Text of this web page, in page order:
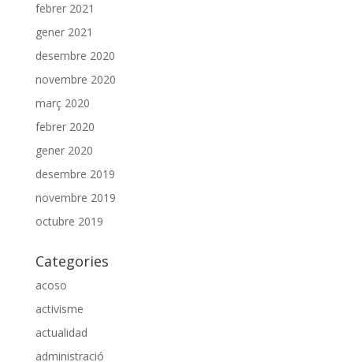
febrer 2021
gener 2021
desembre 2020
novembre 2020
març 2020
febrer 2020
gener 2020
desembre 2019
novembre 2019
octubre 2019
Categories
acoso
activisme
actualidad
administració